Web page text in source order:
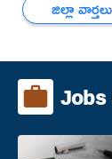
జిల్లా వార్తలు